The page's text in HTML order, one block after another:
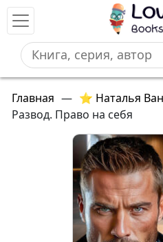
Главная — ⭐ Наталья
Развод. Право на себя